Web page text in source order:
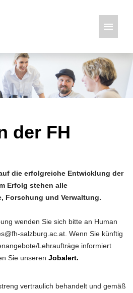
der FH
die erfolgreiche Entwicklung der
Erfolg stehen alle
Forschung und Verwaltung.
wenden Sie sich bitte an Human
salzburg.ac.at. Wenn Sie künftig
Lehraufträge informiert
Sie unseren Jobalert.
vertraulich behandelt und gemäß